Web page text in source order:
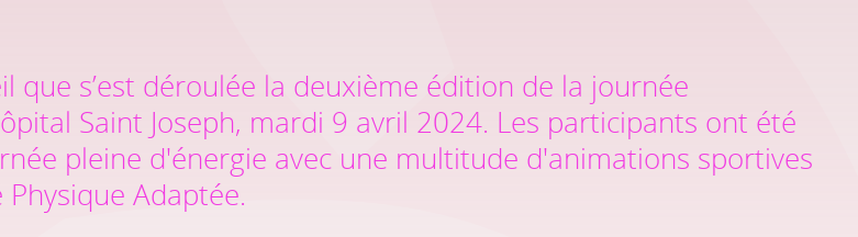
que s’est déroulée la deuxième édition de la journée
Saint Joseph, mardi 9 avril 2024. Les participants ont été
pleine d'énergie avec une multitude d'animations sportives
Adaptée.